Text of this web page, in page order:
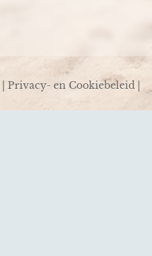
Privacy- en Cookiebeleid